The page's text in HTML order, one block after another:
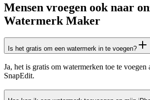
Mensen vroegen ook naar
Watermerk Maker
Is het gratis om een watermerk in te voegen?
Ja, het is gratis om watermerken toe te voegen
SnapEdit.